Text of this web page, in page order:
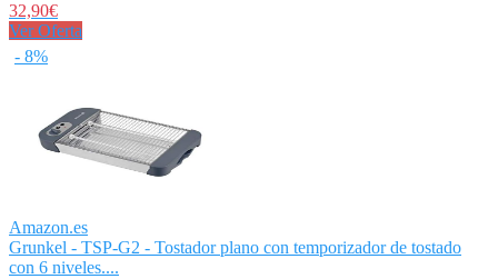
32,90€
Ver Oferta
- 8%
Amazon.es
Grunkel - TSP-G2 - Tostador plano con temporizador de tostado
con 6 niveles....